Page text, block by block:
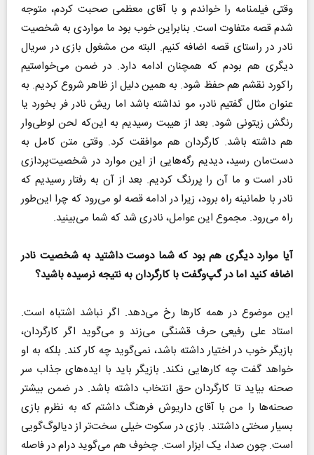
وقتی فیلمنامه را خواندم و با آقای معظمی صحبت کردم، متوجه
شدم قصه متفاوت است. بنابراین خوب بود ما مواردی به شخصیت
نادر در راستای قصه اضافه کنیم. البته من مشغول بازی در سریال
دیگری هم بودم که همچنان ادامه دارد. در ضمن می‌خواستیم
راکورد نقشم هم حفظ شود. به همین دلیل از ظاهر شروع کردیم. به
عنوان مثال گفتیم نادر، مو نداشته باشد اما ریش نادر فر بخورد یا
رنگش زیتونی شود. بعد از هیبت رسیدیم به این‌که لحن لوطی‌وار
هم داشته باشد. کارگردان هم موافقت کرد. وقتی متن کامل به
دست‌مان رسید، دیدیم رگه‌هایی از این موارد در شخصیت‌پردازی
نادر است و ما آن را پررنگ کردیم. بعد از آن به رفتار رسیدیم که
نادر با طمانینه راه برود، زیرا در ادامه قصه لو می‌رود که چرا این‌طور
راه می‌رود. مجموع این عوامل، نادری شد که شما می‌بینید.
آیا موارد دیگری هم بود که شما دوست داشتید به شخصیت نادر
اضافه کنید اما در گپ‌و‌گفت با کارگردان به نتیجه نرسیده باشید؟
این موضوع در همه کارها رخ می‌دهد. اگر نباشد اشتباه است.
استاد علی رفیعی حرف قشنگی می‌زند و می‌گوید اگر کارگردان،
بازیگر خوب در اختیار داشته باشد، نمی‌گوید چه کار کند. بلکه به او
خواهد گفت چه کارهایی نکند. بازیگر باید با ایده‌های جذاب سر
صحنه بیاید تا کارگردان حق انتخاب داشته باشد. در ضمن بیشتر
صحنه‌ها را من با آقای داریوش فرهنگ داشتم که به نظرم بازی
بسیار سختی داشتند. بازی در سکوت خیلی سخت‌تر از دیالوگ‌گویی
است. چون صدا، یک ابزار است. چخوف هم می‌گوید درام در فاصله